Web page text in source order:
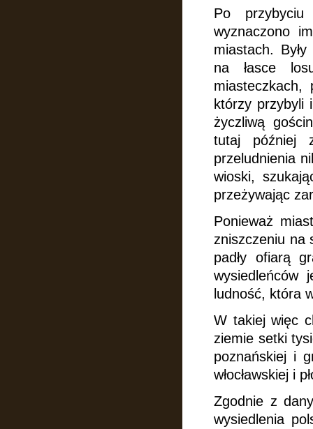
Po przybyciu
wyznaczono
miastach.
na łasce
którzy przybyli
życzliwą
tutaj później
przeludnienia
wioski,
przeżywając
Ponieważ
zniszczeniu na
padły ofiarą
wysiedleńców
ludność, która
W takiej więc
ziemie setki
poznańskiej i
włocławskiej i
Zgodnie z
wysiedlenia